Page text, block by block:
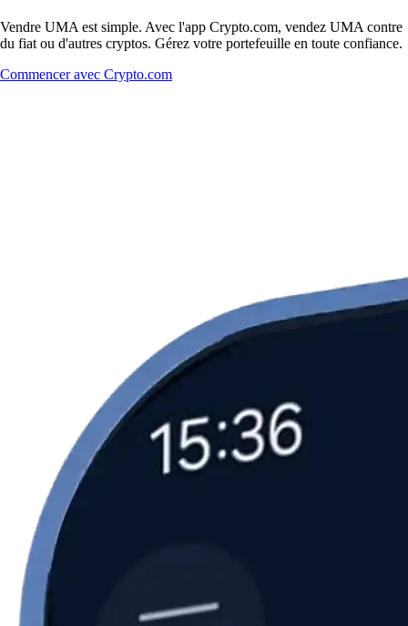
Vendre UMA est simple. Avec l'app Crypto.com, vendez UMA contre
du fiat ou d'autres cryptos. Gérez votre portefeuille en toute confiance.
Commencer avec Crypto.com